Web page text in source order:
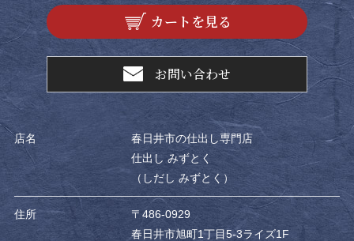
カートを見る
お問い合わせ
店名
春日井市の仕出し専門店
仕出し みずとく
（しだし みずとく）
住所
〒486-0929
春日井市旭町1丁目5-3ライズ1F